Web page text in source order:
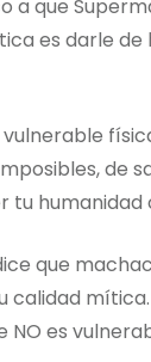
a que
es darle
de
tu
que
es